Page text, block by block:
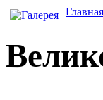
Главная